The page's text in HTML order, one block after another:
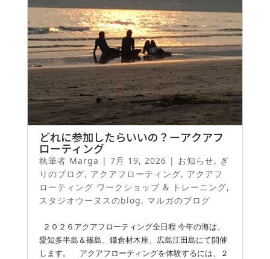
どれに参加したらいいの？ーアクアフ
ローティング
執筆者 Marga | 7月 19, 2026 | お知らせ, ぎ
りのブログ, アクアフローティング, アクアフ
ローティング ワークショップ & トレーニング,
スタジオウーヌスのblog, マルガのブログ
２０２６アクアフローティング全日程 今年の海は、
愛知多半島＆篠島、鎌倉材木座、広島江田島にて開催
します。 アクアフローティングを体験するには、２